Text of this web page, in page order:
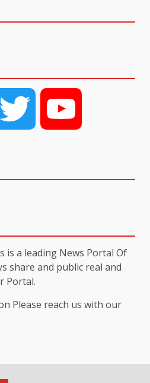
Twitter
is a leading News Portal Of
share and public real and
Portal.
Please reach us with our